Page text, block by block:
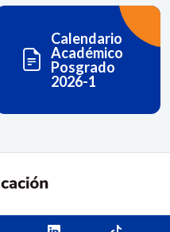
Calendario
Académico
Posgrado
2026-1